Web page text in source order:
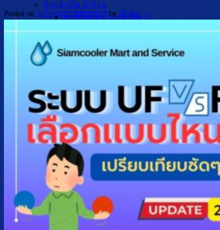
ตู้กดน้ำเย็น น้ำร้อน
ตู้กดน้ำเย็น น้ำร้อน ถังคว่ำ
ตู้กดน้ำเย็น เจาะรูคว่ำถัง
ตู้กดน้ำเย็น น้ำร้อน กรองในตัว
ตู้กดน้ำเย็น มือกดเท้าเหยียบ
บริการ
ล้างตู้กดน้ำเย็น
เปลี่ยนไส้กรองน้ำ
ผลงานของเรา
บทความ
เกี่ยวกับเรา
ติดต่อเรา
จำนวนผู้ใช้งาน
ค้นหา:
Posted on 30/09/202530/09/2025 byเฮียชุง